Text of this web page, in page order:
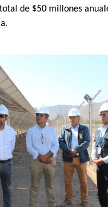
de $50 millones